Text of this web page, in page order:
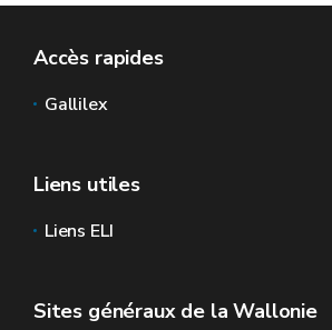
Accès rapides
Gallilex
Liens utiles
Liens ELI
Sites généraux de la Wallonie